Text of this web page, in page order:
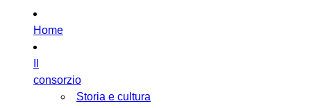
Home
consorzio
Storia e cultura